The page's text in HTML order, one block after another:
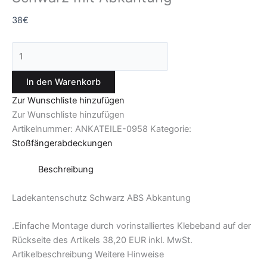
38€
In den Warenkorb
Zur Wunschliste hinzufügen
Zur Wunschliste hinzufügen
Artikelnummer: ANKATEILE-0958 Kategorie:
Stoßfängerabdeckungen
Beschreibung
Ladekantenschutz Schwarz ABS Abkantung
.Einfache Montage durch vorinstalliertes Klebeband auf der
Rückseite des Artikels 38,20 EUR inkl. MwSt.
Artikelbeschreibung Weitere Hinweise